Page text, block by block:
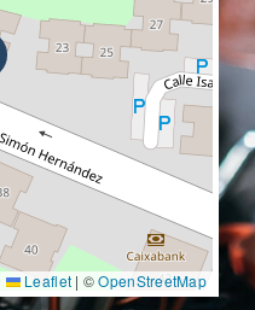
Leaflet | ©OpenStreetMap